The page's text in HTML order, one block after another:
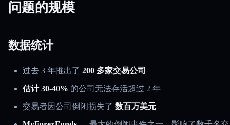
问题的规模
数据统计
过去 3 年推出了 200 多家交易公司
估计 30-40% 的公司无法存活超过 2 年
交易者因公司倒闭损失了 数百万美元